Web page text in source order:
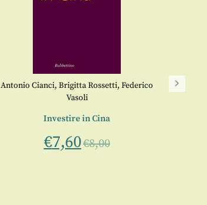
Antonio Cianci, Brigitta Rossetti, Federico
Vasoli
Investire in Cina
€7,60€8,00